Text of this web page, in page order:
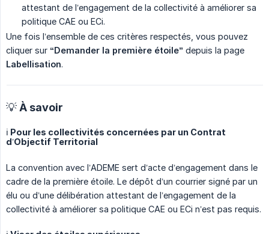
attestant de l’engagement de la collectivité à améliorer sa
politique CAE ou ECi.
Une fois l’ensemble de ces critères respectés, vous pouvez
cliquer sur “Demander la première étoile” depuis la page
Labellisation.
💡 À savoir
ℹ️ Pour les collectivités concernées par un Contrat
d’Objectif Territorial
La convention avec l’ADEME sert d’acte d’engagement dans le
cadre de la première étoile. Le dépôt d’un courrier signé par un
élu ou d’une délibération attestant de l’engagement de la
collectivité à améliorer sa politique CAE ou ECi n’est pas requis.